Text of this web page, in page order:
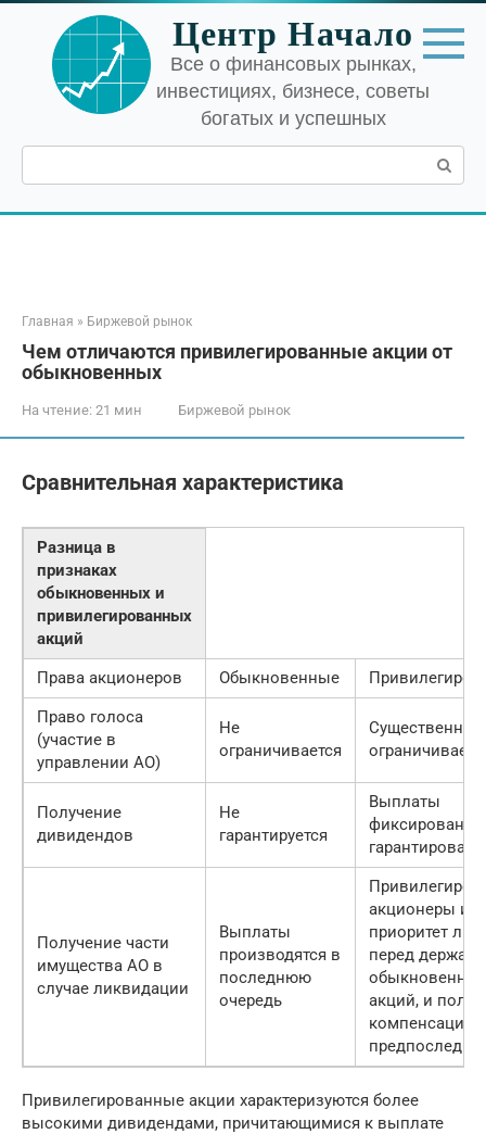
Перейти
контенту
Центр Начало
Все о финансовых рынках,
инвестициях, бизнесе, советы
богатых и успешных
Поиск:
Главная » Биржевой рынок
Чем отличаются привилегированные акции от
обыкновенных
На чтение: 21 мин Биржевой рынок
Сравнительная характеристика
Разница в
признаках
обыкновенных и
привилегированных
акций
Права акционеров
Обыкновенные
Право голоса
(участие в
управлении АО)
Не
ограничивается
Существенно
Получение
дивидендов
Не
гарантируется
Выплаты
фиксированы
Получение части
имущества АО в
случае ликвидации
Выплаты
производятся в
последнюю
очередь
акционеры
приоритет
перед
обыкновенных
акций, и
компенсацию
Привилегированные акции характеризуются более
высокими дивидендами, причитающимися к выплате